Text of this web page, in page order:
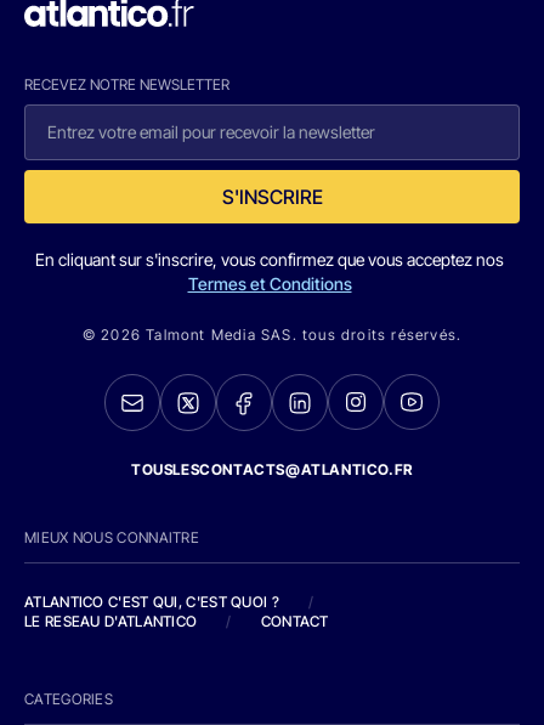
RECEVEZ NOTRE NEWSLETTER
S'INSCRIRE
En cliquant sur s'inscrire, vous confirmez que vous acceptez nos
Termes et Conditions
© 2026 Talmont Media SAS. tous droits réservés.
TOUSLESCONTACTS@ATLANTICO.FR
MIEUX NOUS CONNAITRE
ATLANTICO C'EST QUI, C'EST QUOI ?
/
LE RESEAU D'ATLANTICO
/ CONTACT
CATEGORIES